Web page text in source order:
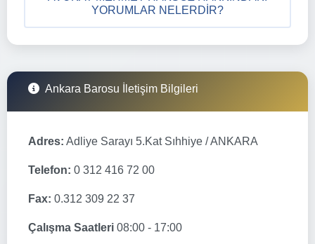
YORUMLAR NELERDIR?
Ankara Barosu İletişim Bilgileri
Adres: Adliye Sarayı 5.Kat Sıhhiye / ANKARA
Telefon: 0 312 416 72 00
Fax: 0.312 309 22 37
Çalışma Saatleri 08:00 - 17:00